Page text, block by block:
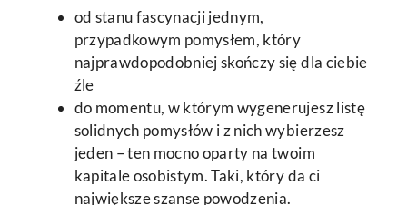
od stanu fascynacji jednym,
przypadkowym pomysłem, który
najprawdopodobniej skończy się dla ciebie
źle
do momentu, w którym wygenerujesz listę
solidnych pomysłów i z nich wybierzesz
jeden – ten mocno oparty na twoim
kapitale osobistym. Taki, który da ci
największe szanse powodzenia.